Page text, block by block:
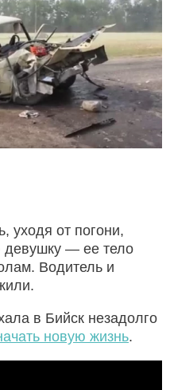
уходя от погони,
девушку — ее тело
Водитель и
в Бийск незадолго
новую жизнь.